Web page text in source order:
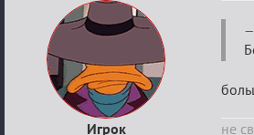
Игрок
Re:
не